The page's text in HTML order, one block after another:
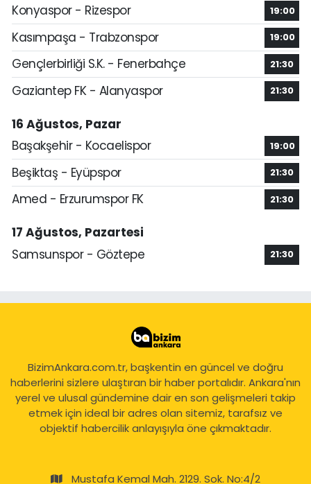
Konyaspor - Rizespor
19:00
Kasımpaşa - Trabzonspor 19:00
Gençlerbirliği S.K. - Fenerbahçe 21:30
Gaziantep FK - Alanyaspor 21:30
16 Ağustos, Pazar
Başakşehir - Kocaelispor
19:00
Beşiktaş - Eyüpspor 21:30
Amed - Erzurumspor FK 21:30
17 Ağustos, Pazartesi
Samsunspor - Göztepe
21:30
BizimAnkara.com.tr, başkentin en güncel ve doğru
haberlerini sizlere ulaştıran bir haber portalıdır. Ankara'nın
yerel ve ulusal gündemine dair en son gelişmeleri takip
etmek için ideal bir adres olan sitemiz, tarafsız ve
objektif habercilik anlayışıyla öne çıkmaktadır.
Mustafa Kemal Mah. 2129. Sok. No:4/2